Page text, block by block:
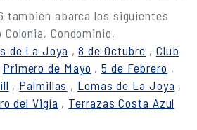
también abarca los siguientes
Condominio,
de La Joya ,8 de Octubre , Club
Primero de Mayo ,5 de Febrero ,
, Palmillas , Lomas de La Joya ,
del Vigía , Terrazas Costa Azul